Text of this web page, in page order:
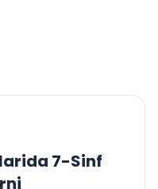
7-Sinf